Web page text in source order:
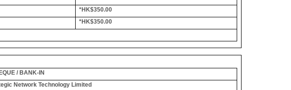
*HK$350.00
*HK$350.00
/ BANK-IN
Network Technology Limited